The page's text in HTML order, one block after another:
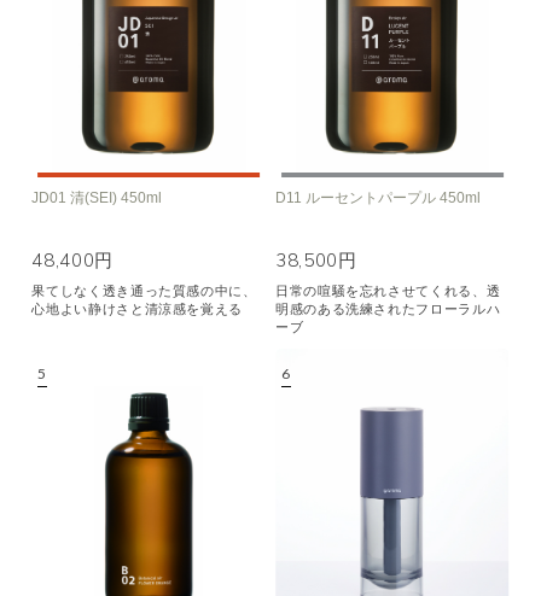
JD01 清(SEI) 450ml
48,400円
果てしなく透き通った質感の中に、
心地よい静けさと清涼感を覚える
D11 ルーセントパープル 450ml
38,500円
日常の喧騒を忘れさせてくれる、透
明感のある洗練されたフローラルハ
ーブ